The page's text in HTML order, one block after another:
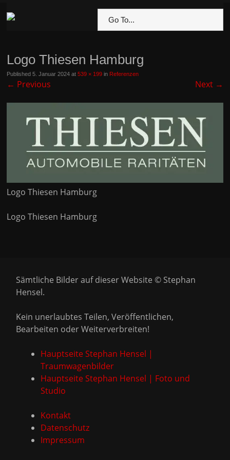
Go To...
Logo Thiesen Hamburg
Published5. Januar 2024 at539 × 199 in Referenzen
← Previous Next →
Logo Thiesen Hamburg
Logo Thiesen Hamburg
Sämtliche Bilder auf dieser Website © Stephan
Hensel.
Kein unerlaubtes Teilen, Veröffentlichen,
Bearbeiten oder Weiterverbreiten!
Hauptseite Stephan Hensel |
Traumwagenbilder
Hauptseite Stephan Hensel | Foto und
Studio
Kontakt
Datenschutz
Impressum